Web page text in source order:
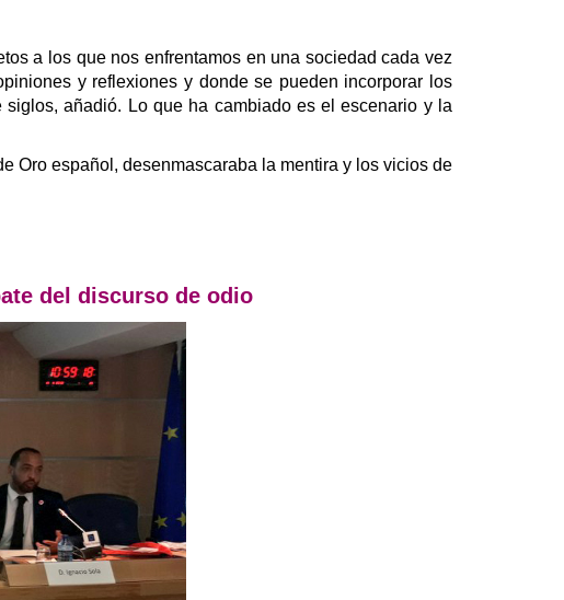
a los que nos enfrentamos en una sociedad cada vez
y reflexiones y donde se pueden incorporar los
añadió. Lo que ha cambiado es el escenario y la
Oro español, desenmascaraba la mentira y los vicios de
del discurso de odio